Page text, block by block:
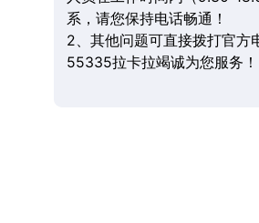
系，请您保持电话畅通！
2、其他问题可直接拨打官方
55335拉卡拉竭诚为您服务！